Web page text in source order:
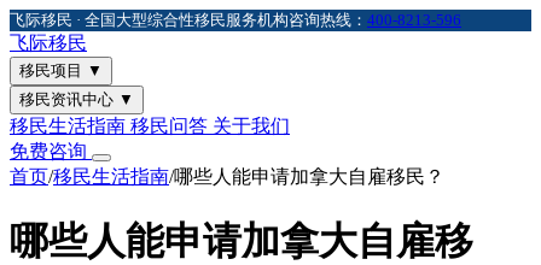
飞际移民 · 全国大型综合性移民服务机构咨询热线： 400-8213-596
飞际移民
移民项目 ▼
移民资讯中心 ▼
移民生活指南 移民问答 关于我们
免费咨询
首页/移民生活指南/哪些人能申请加拿大自雇移民？
哪些人能申请加拿大自雇移